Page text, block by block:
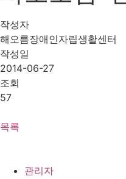
작성자
해오름장애인자립생활센터
작성일
2014-06-27
조회
57
목록
관리자